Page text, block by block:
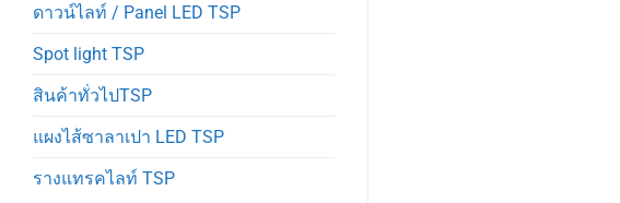
ดาวน์ไลท์ / Panel LED TSP
Spot light TSP
สินค้าทั่วไปTSP
แผงไส้ซาลาเปา LED TSP
รางแทรคไลท์ TSP